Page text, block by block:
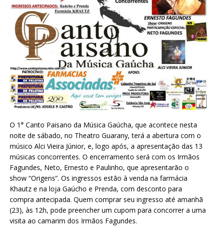
O 1° Canto Paisano da Música Gaúcha, que acontece nesta
noite de sábado, no Theatro Guarany, terá a abertura com o
músico Alci Vieira Júnior, e, logo após, a apresentação das 13
músicas concorrentes. O encerramento será com os Irmãos
Fagundes, Neto, Ernesto e Paulinho, que apresentarão o
show “Origens”. Os ingressos estão à venda na farmácia
Khautz e na loja Gaúcho e Prenda, com desconto para
compra antecipada. Quem comprar seu ingresso até amanhã
(23), às 12h, pode preencher um cupom para concorrer a uma
visita ao camarim dos Irmãos Fagundes.